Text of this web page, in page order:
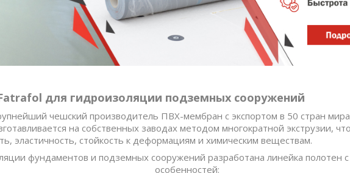
для гидроизоляции подземных сооружений
чешский производитель ПВХ-мембран с экспортом в 50 стран
на собственных заводах методом многократной экструзии,
эластичность, стойкость к деформациям и химическим веществам.
фундаментов и подземных сооружений разработана линейка полотен
особенностей: